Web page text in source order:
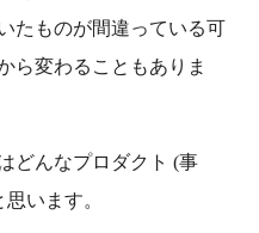
たものが間違っている可
ら変わることもありま
どんなプロダクト (事
います。